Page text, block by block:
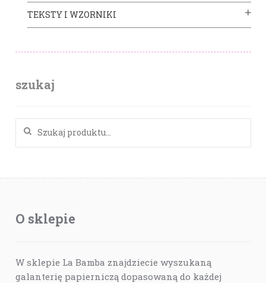
TEKSTY I WZORNIKI
szukaj
O sklepie
W sklepie La Bamba znajdziecie wyszukaną
galanterię papierniczą dopasowaną do każdej